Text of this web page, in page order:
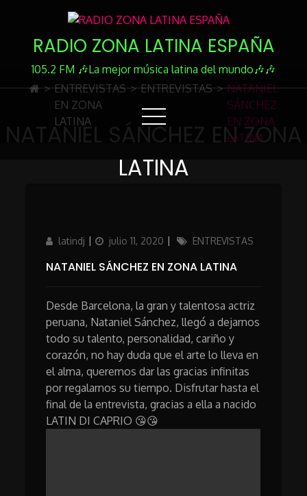
ContentRADIO ZONA LATINA ESPAÑA
105.2 FM 🎶La mejor música latina del mundo🎶🎶
NATANIEL SÁNCHEZ EN ZONA
LATINA
> ENTREVISTAS
EN ZONA
LATINA
> ENTREVISTAS > NATANIEL
SÁNCHEZ
EN ZONA
LATINA
Author
latindj
Updated
julio 11, 2020 Categories
ENTREVISTAS
NATANIEL SÁNCHEZ EN ZONA LATINA
Desde Barcelona, la gran y talentosa actriz
peruana, Nataniel Sánchez, llegó a dejarnos
todo su talento, personalidad, cariño y
corazón, no hay duda que el arte lo lleva en
el alma, queremos dar las gracias infinitas
por regalarnos su tiempo. Disfrutar hasta el
final de la entrevista, gracias a ella a nacido
LATIN DI CAPRIO 😘😘